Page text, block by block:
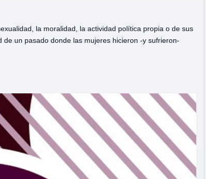
la moralidad, la actividad política propia o de sus
un pasado donde las mujeres hicieron -y sufrieron-